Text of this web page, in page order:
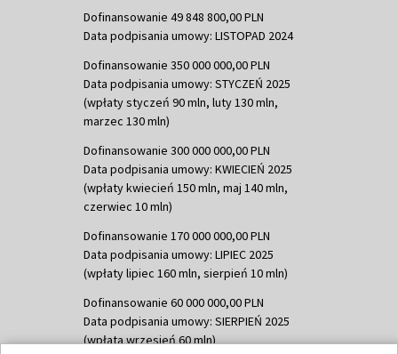
Dofinansowanie 49 848 800,00 PLN
Data podpisania umowy: LISTOPAD 2024
Dofinansowanie 350 000 000,00 PLN
Data podpisania umowy: STYCZEŃ 2025
(wpłaty styczeń 90 mln, luty 130 mln,
marzec 130 mln)
Dofinansowanie 300 000 000,00 PLN
Data podpisania umowy: KWIECIEŃ 2025
(wpłaty kwiecień 150 mln, maj 140 mln,
czerwiec 10 mln)
Dofinansowanie 170 000 000,00 PLN
Data podpisania umowy: LIPIEC 2025
(wpłaty lipiec 160 mln, sierpień 10 mln)
Dofinansowanie 60 000 000,00 PLN
Data podpisania umowy: SIERPIEŃ 2025
(wpłata wrzesień 60 mln)